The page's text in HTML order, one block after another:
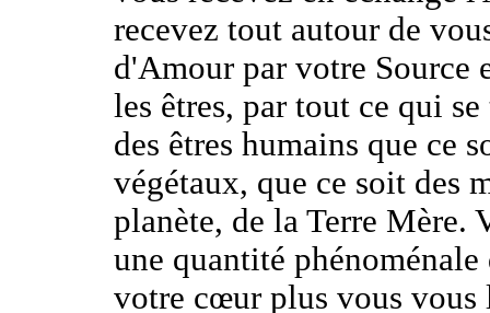
recevez tout autour de
d'Amour par votre Source
les êtres, par tout ce qui
des êtres humains que ce
végétaux, que ce soit des
planète, de la Terre Mère.
une quantité
votre cœur plus vous vous